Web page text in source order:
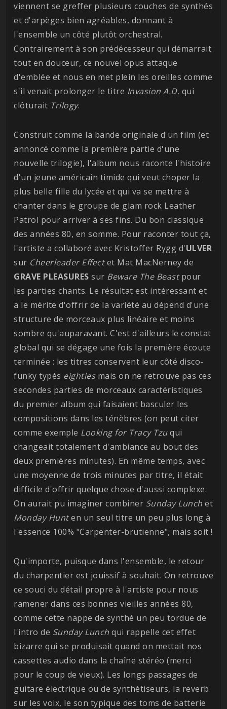
viennent se greffer plusieurs couches de synthés
et d'arpèges bien agréables, donnant à
l'ensemble un côté plutôt orchestral.
Contrairement à son prédécesseur qui démarrait
tout en douceur, ce nouvel opus attaque
d'emblée et nous en met plein les oreilles comme
s'il venait prolonger le titre Invasion A.D. qui
clôturait Trilogy.
Construit comme la bande originale d'un film (et
annoncé comme la première partie d'une
nouvelle trilogie), l'album nous raconte l'histoire
d'un jeune américain timide qui veut choper la
plus belle fille du lycée et qui va se mettre à
chanter dans le groupe de glam rock Leather
Patrol pour arriver à ses fins. Du bon classique
des années 80, en somme. Pour raconter tout ça,
l'artiste a collaboré avec Kristoffer Rygg d'ULVER
sur Cheerleader Effectet Mat MacNerney de
GRAVE PLEASURES sur Beware The Beastpour
les parties chants. Le résultat est intéressant et
a le mérite d'offrir de la variété au dépend d'une
structure de morceaux plus linéaire et moins
sombre qu'auparavant. C'est d'ailleurs le constat
global qui se dégage une fois la première écoute
terminée : les titres conservent leur côté disco-
funky typés eightiesmais on ne retrouve pas ces
secondes parties de morceaux caractéristiques
du premier album qui faisaient basculer les
compositions dans les ténèbres (on peut citer
comme exemple Looking for Tracy Tzuqui
changeait totalement d'ambiance au bout des
deux premières minutes). En même temps, avec
une moyenne de trois minutes par titre, il était
difficile d'offrir quelque chose d'aussi complexe.
On aurait pu imaginer combiner Sunday Lunch et
Monday Hunten un seul titre un peu plus long à
l'essence 100% "Carpenter-brutienne", mais soit !
Qu'importe, puisque dans l'ensemble, le retour
du charpentier est jouissif à souhait. On retrouve
ce souci du détail propre à l'artiste pour nous
ramener dans ces bonnes vieilles années 80,
comme cette nappe de synthé un peu tordue de
l'intro de Sunday Lunch qui rappelle cet effet
bizarre qui se produisait quand on mettait nos
cassettes audio dans la chaîne stéréo (merci
pour le coup de vieux). Les longs passages de
guitare électrique ou de synthétiseurs, la reverb
sur les voix, le son typique des toms de batterie